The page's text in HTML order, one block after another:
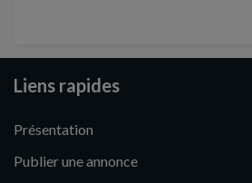
Liens rapides
Présentation
Publier une annonce